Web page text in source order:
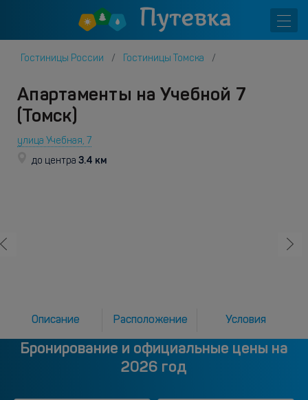
Гостиницы России Гостиницы Томска
Апартаменты на Учебной 7
(Томск)
улица Учебная, 7
до центра 3.4 км
Описание Расположение Условия
Бронирование и официальные цены на
2026 год